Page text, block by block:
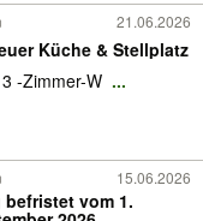
21.06.2026
Küche & Stellplatz
-Zimmer-W ...
15.06.2026
befristet vom 1.